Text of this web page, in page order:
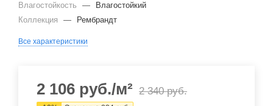
Влагостойкость
—
Влагостойкий
Коллекция
— Рембрандт
Все характеристики
2 106 руб./м² 2 340руб.